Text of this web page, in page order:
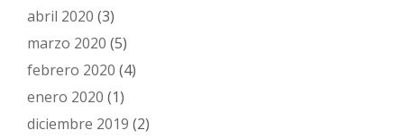
abril 2020 (3)
marzo 2020 (5)
febrero 2020 (4)
enero 2020 (1)
diciembre 2019 (2)